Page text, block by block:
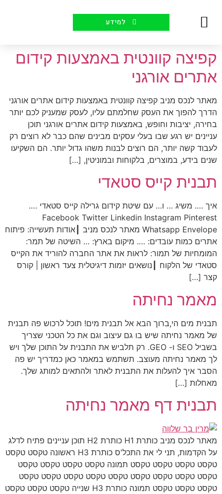
למידע
קפיצה קוונטית באמצעות קידום
אתרים אורגני
מאתר לנכס מניב קפיצה קוונטית באמצעות קידום אתרים אורגני
הדרך להפוך את העסק שחלמתם עליו, לעסק שמעניק לכם יותר
בחירה, יציבות וחופש, באמצעות קידום אתרים אורגני תוכן
עניינים יש רגע שבו בעלי עסקים מבינים שהם כבר לא רוצים רק
לעבוד קשה יותר, הם רוצים לבנות משהו גדול יותר. הם השקיעו
שנים בידע, במוצרים, בלקוחות ובמוניטין, […]
תבנית קייס סטאדי
איך …. משיג … ו… עם שיטת קידום גרילה קייס סטאדי ….
Facebook Twitter Linkedin Instagram Pinterest
Whatsapp Envelope מאתר לנכס מניב ┃אודות תעשייה: פיתוח
אתרים כמות עובדים: …. מיקום בארץ: … השיטה של תמר:
המומחיות של תמור: לראות את אתר החברה להוריד את הקייס
סטאדי של הלקוח ┃נושאים יזמות דיגיטלית צעד ראשון | קורס
קצר […]
מאמר נחיתה
תבנית מים הי,ברוך הבא אל תבנית מים! תוכל לרכוש פה תבנית
של מאמר נחיתה שיש בו גם עיצוב וגם את כל הטכני שצריך
בשביל SEO ו- GEO. רק תלביש את התבנית על התוכן שלך ויש
לך מאמר נחיתה מעוצב. תשתמש במאמר כאן כמדריך יש פה
הסבר איך להעלות את התבנית לאתר ולהתאים למותג שלך.
מאחלות […]
תבנית דף מאמר נחיתה
מאתר לנכס מניב כותרת H1 כותרת H2 תוכן עניינים פתיח לדלג
על הקדמות, תני לי את התכל'ס כותרת H3 ראשונה טקסט טקסט
טקסט טקסט טקסט טקסט תמונה טקסט טקסט טקסט טקסט
טקסט טקסט טקסט טקסט טקסט טקסט טקסט טקסט טקסט
טקסט טקסט טקסט תמונה כותרת H3 שנייה טקסט טקסט טקסט